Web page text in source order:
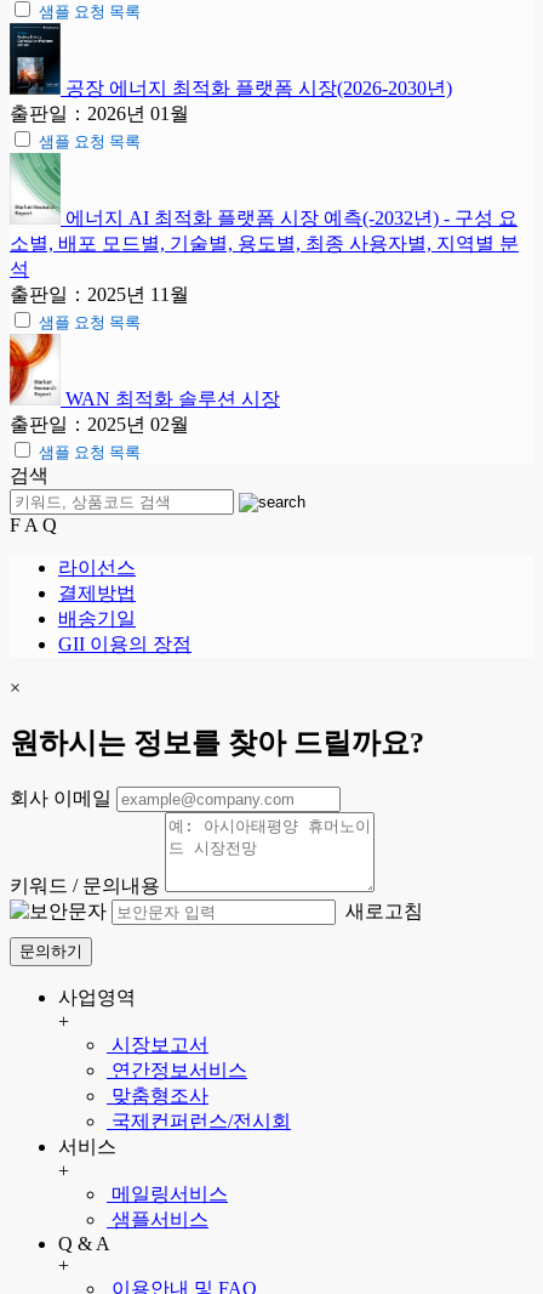
샘플 요청 목록
공장 에너지 최적화 플랫폼 시장(2026-2030년)
출판일：2026년 01월
샘플 요청 목록
에너지 AI 최적화 플랫폼 시장 예측(-2032년) - 구성 요
소별, 배포 모드별, 기술별, 용도별, 최종 사용자별, 지역별 분
석
출판일：2025년 11월
샘플 요청 목록
WAN 최적화 솔루션 시장
출판일：2025년 02월
샘플 요청 목록
검색
F A Q
라이선스
결제방법
배송기일
GII 이용의 장점
×
원하시는 정보를 찾아 드릴까요?
회사 이메일
키워드 / 문의내용
새로고침
문의하기
사업영역
+
시장보고서
연간정보서비스
맞춤형조사
국제컨퍼런스/전시회
서비스
+
메일링서비스
샘플서비스
Q & A
+
이용안내 및 FAQ